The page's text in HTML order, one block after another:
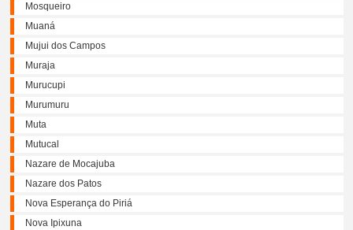
Mosqueiro
Muaná
Mujui dos Campos
Muraja
Murucupi
Murumuru
Muta
Mutucal
Nazare de Mocajuba
Nazare dos Patos
Nova Esperança do Piriá
Nova Ipixuna